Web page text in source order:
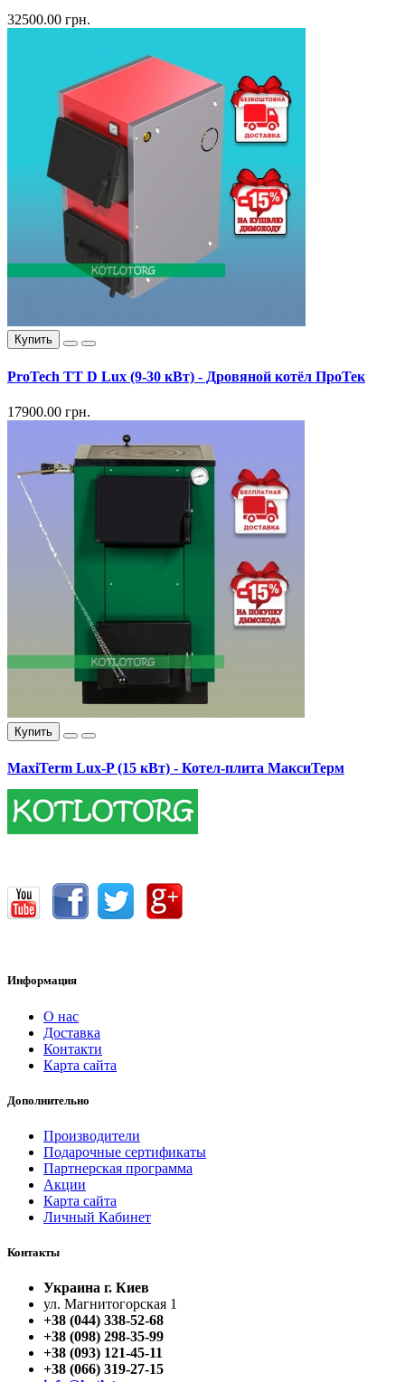
32500.00 грн.
Купить
ProTech TT D Lux (9-30 кВт) - Дровяной котёл ПроТек
17900.00 грн.
Купить
MaxiTerm Lux-P (15 кВт) - Котел-плита МаксиТерм
17400.00 грн.
Информация
О нас
Доставка
Контакти
Карта сайта
Дополнительно
Производители
Подарочные сертификаты
Партнерская программа
Акции
Карта сайта
Личный Кабинет
Контакты
Украина г. Киев
ул. Магнитогорская 1
+38 (044) 338-52-68
+38 (098) 298-35-99
+38 (093) 121-45-11
+38 (066) 319-27-15